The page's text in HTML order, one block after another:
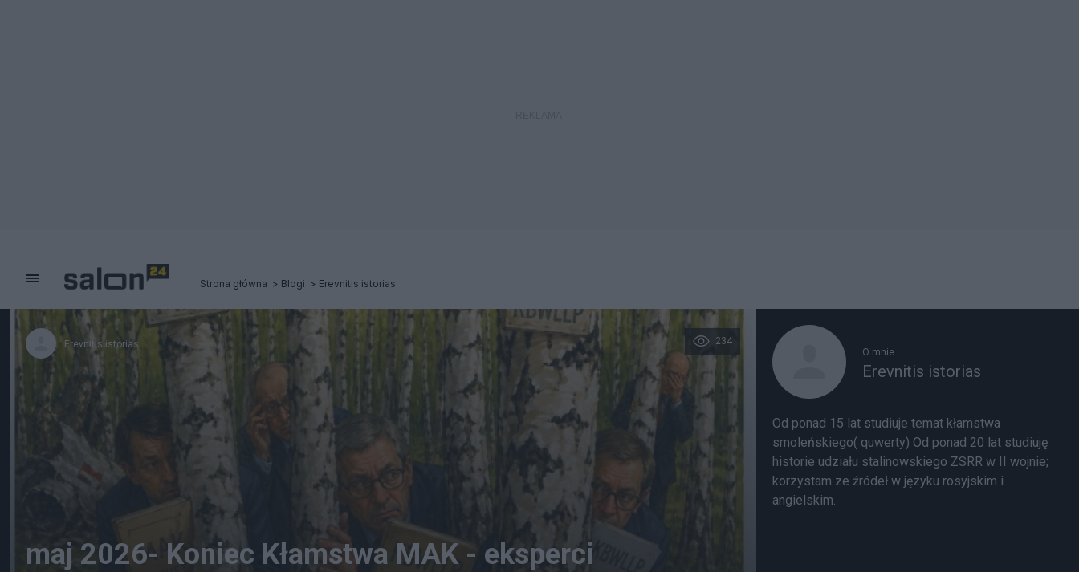
Strona główna Blogi Erevnitis istorias
Erevnitis istorias 234
maj 2026- Koniec Kłamstwa MAK - eksperci
O mnie
Erevnitis istorias
Od ponad 15 lat studiuje temat kłamstwa
smoleńskiego( quwerty) Od ponad 20 lat studiuję
historie udziału stalinowskiego ZSRR w II wojnie;
korzystam ze źródeł w języku rosyjskim i
angielskim.